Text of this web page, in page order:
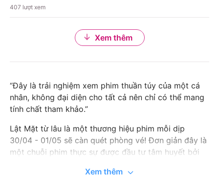
407 lượt xem
Xem thêm
“Đây là trải nghiệm xem phim thuần túy của một cá
nhân, không đại diện cho tất cả nên chỉ có thể mang
tính chất tham khảo.”
Lật Mặt từ lâu là một thương hiệu phim mỗi dịp
30/04 - 01/05 sẽ càn quét phòng vé! Đơn giản đây là
một chuỗi phim thực sự được đầu tư tâm huyết bởi
phản ánh phần nào xã hội Việt Nam ở những thôn
Xem thêm